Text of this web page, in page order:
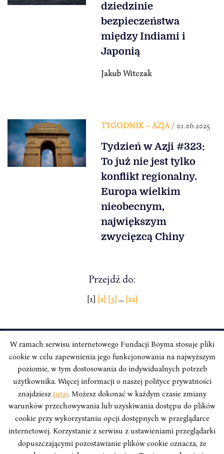
dziedzinie
bezpieczeństwa
między Indiami i
Japonią
Jakub Witczak
TYGODNIK – AZJA/ 01.06.2025
Tydzień w Azji #323:
To już nie jest tylko
konflikt regionalny.
Europa wielkim
nieobecnym,
największym
zwycięzcą Chiny
Przejdź do:
Stronicowanie
[1] [2] [3] … [22]
INSTYTUT BOYMA / Asian Century
Adres korespondencyjny: ul. Freta 11/5, 00-027 Warszawa
Odwiedź nas w mediach społecznościowych:
INSTYTUT BOYMA. WSZELKIE PRAWA ZASTRZEŻONE.Polityka
W ramach serwisu internetowego Fundacji Boyma stosuje pliki
cookie w celu zapewnienia jego funkcjonowania na najwyższym
poziomie, w tym dostosowania do indywidualnych potrzeb
użytkownika. Więcej informacji o naszej polityce prywatności
znajdziesz tutaj. Możesz dokonać w każdym czasie zmiany
warunków przechowywania lub uzyskiwania dostępu do plików
cookie przy wykorzystaniu opcji dostępnych w przeglądarce
internetowej. Korzystanie z serwisu z ustawieniami przeglądarki
dopuszczającymi pozostawianie plików cookie oznacza, że